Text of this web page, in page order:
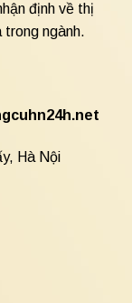
định về thị
ngành.
Hà Nội